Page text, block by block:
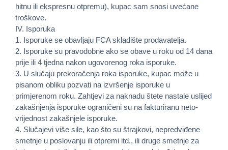
hitnu ili ekspresnu otpremu), kupac sam snosi uvećane
troškove.
IV. Isporuka
1. Isporuke se obavljaju FCA skladište prodavatelja.
2. Isporuke su pravodobne ako se obave u roku od 14 dana
prije ili 4 tjedna nakon ugovorenog roka isporuke.
3. U slučaju prekoračenja roka isporuke, kupac može u
pisanom obliku pozvati na izvršenje isporuke u
primjerenom roku. Zahtjevi za naknadu štete nastale uslijed
zakašnjenja isporuke ograničeni su na fakturiranu neto-
vrijednost zakašnjele isporuke.
4. Slučajevi više sile, kao što su štrajkovi, nepredviđene
smetnje u poslovanju ili otpremi itd., ili druge smetnje za